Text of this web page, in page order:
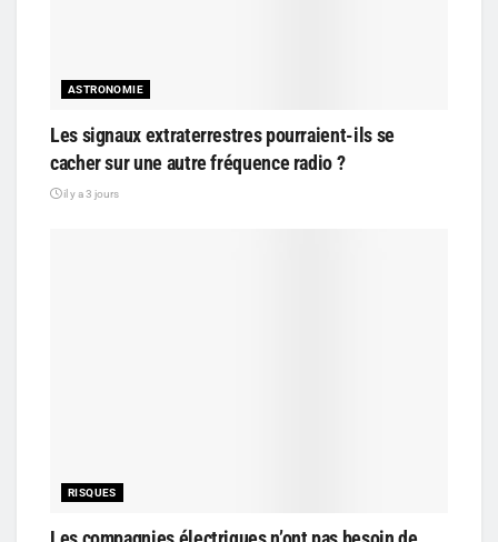
ASTRONOMIE
Les signaux extraterrestres pourraient-ils se
cacher sur une autre fréquence radio ?
il y a 3 jours
RISQUES